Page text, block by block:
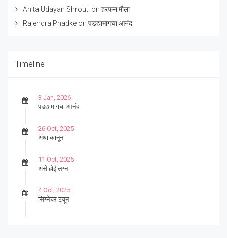
Anita Udayan Shrouti on हरफन मौला
Rajendra Phadke on पडद्यामागचा आनंद
Timeline
3 Jan, 2026
पडद्यामागचा आनंद
26 Oct, 2025
अंधा कानून
11 Oct, 2025
असे होई लग्न
4 Oct, 2025
सिग्नेचर ट्यून